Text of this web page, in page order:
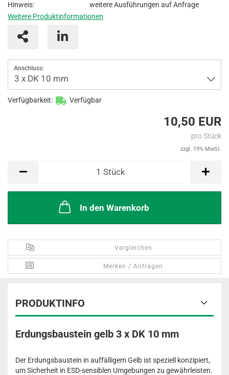
Hinweis:
weitere Ausführungen auf Anfrage
Weitere Produktinformationen
Anschluss:
3 x DK 10 mm
Verfügbarkeit: Verfügbar
10,50 EUR
pro Stück
zzgl. 19% MwSt.
1 Stück
In den Warenkorb
Vergleichen
Merken / Anfragen
PRODUKTINFO
Erdungsbaustein gelb 3 x DK 10 mm
Der Erdungsbaustein in auffälligem Gelb ist speziell konzipiert,
um Sicherheit in ESD-sensiblen Umgebungen zu gewährleisten.